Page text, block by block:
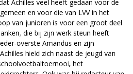
Achilles veel heeft gedaan voor de
en voor die van LVV in het
van junioren is voor een groot deel
die bij zijn werk steun heeft
overste Amandus en zijn
hield zich naast de jeugd van
het